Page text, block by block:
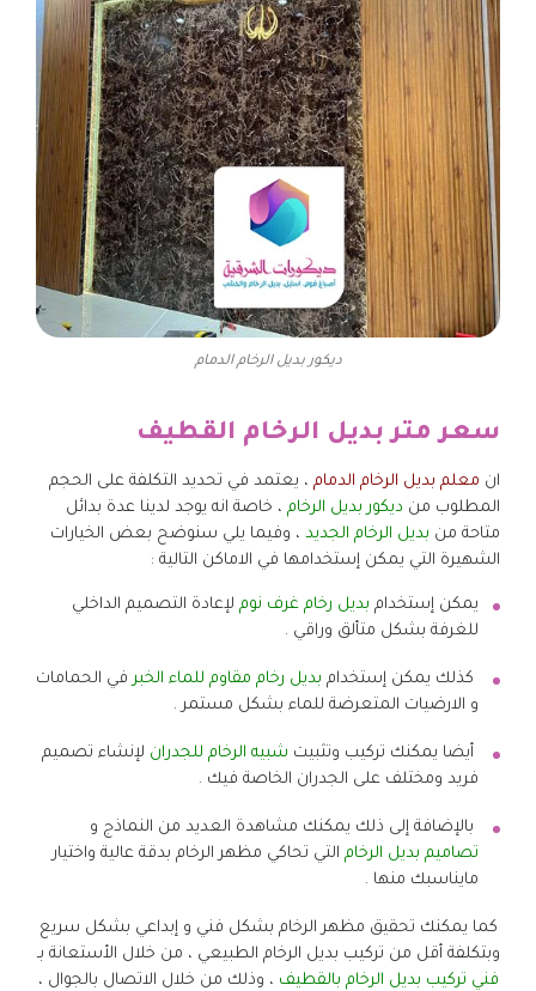
ديكور بديل الرخام الدمام
سعر متر بديل الرخام القطيف
ان معلم بديل الرخام الدمام ، يعتمد في تحديد التكلفة على الحجم
المطلوب من ديكور بديل الرخام ، خاصة انه يوجد لدينا عدة بدائل
متاحة من بديل الرخام الجديد ، وفيما يلي سنوضح بعض الخيارات
الشهيرة التي يمكن إستخدامها في الاماكن التالية :
يمكن إستخدام بديل رخام غرف نوم لإعادة التصميم الداخلي
للغرفة بشكل متألق وراقي .
كذلك يمكن إستخدام بديل رخام مقاوم للماء الخبر في الحمامات
و الارضيات المتعرضة للماء بشكل مستمر .
أيضا يمكنك تركيب وتثبيت شبيه الرخام للجدران لإنشاء تصميم
فريد ومختلف على الجدران الخاصة فيك .
بالإضافة إلى ذلك يمكنك مشاهدة العديد من النماذج و
تصاميم بديل الرخام التي تحاكي مظهر الرخام بدقة عالية واختيار
مايناسبك منها .
كما يمكنك تحقيق مظهر الرخام بشكل فني و إبداعي بشكل سريع
وبتكلفة أقل من تركيب بديل الرخام الطبيعي ، من خلال الأستعانة بـ
فني تركيب بديل الرخام بالقطيف ، وذلك من خلال الاتصال بالجوال ،